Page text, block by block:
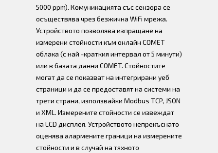
5000 ppm). Комуникацията със сензора се
осъществява чрез безжична WiFi мрежа.
Устройството позволява изпращане на
измерени стойности към онлайн COMET
облака (с най -краткия интервал от 5 минути)
или в базата данни COMET. Стойностите
могат да се показват на интегрирани уеб
страници и да се предоставят на системи на
трети страни, използвайки Modbus TCP, JSON
и XML. Измерените стойности се извеждат
на LCD дисплея. Устройството непрекъснато
оценява алармените граници на измерените
стойности и в случай на тяхното